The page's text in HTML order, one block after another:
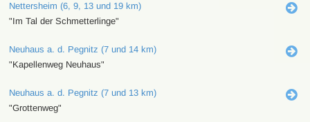
Nettersheim (6, 9, 13 und 19 km)
"Im Tal der Schmetterlinge"
Neuhaus a. d. Pegnitz (7 und 14 km)
"Kapellenweg Neuhaus"
Neuhaus a. d. Pegnitz (7 und 13 km)
"Grottenweg"